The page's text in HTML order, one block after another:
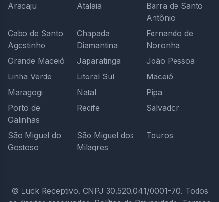
Aracaju Atalaia
Barra de Santo
Antônio
Cabo de Santo
Agostinho
Chapada
Diamantina
Fernando de
Noronha
Grande Maceió
Japaratinga
João Pessoa
Linha Verde
Litoral Sul
Maceió
Maragogi
Natal
Pipa
Porto de
Galinhas
Recife Salvador
São Miguel do
Gostoso
São Miguel dos
Milagres
Touros
© Luck Receptivo. CNPJ 30.520.041/0001-70. Todos